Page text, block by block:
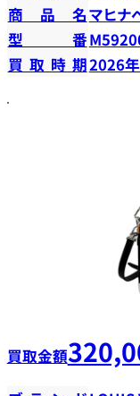
商品名マヒナ
型番
買取時期2026
買取金額